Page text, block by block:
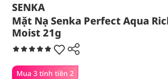
SENKA
Mặt Nạ Senka Perfect Aqua
Moist 21g
Mua 3 tính tiền 2